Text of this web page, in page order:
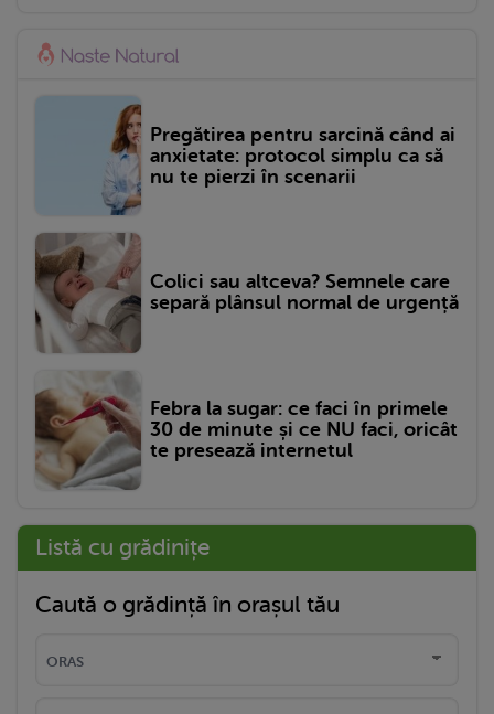
Pregătirea pentru sarcină când ai
anxietate: protocol simplu ca să
nu te pierzi în scenarii
Colici sau altceva? Semnele care
separă plânsul normal de urgență
Febra la sugar: ce faci în primele
30 de minute și ce NU faci, oricât
te presează internetul
Listă cu grădinițe
Caută o grădință în orașul tău